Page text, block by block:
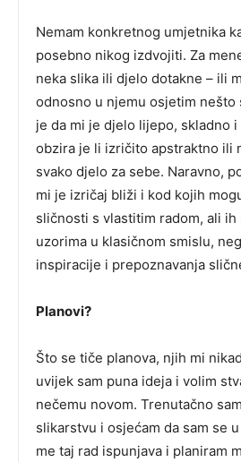
Nemam konkretnog umjetnika
posebno nikog izdvojiti. Za
neka slika ili djelo dotakne – ili
odnosno u njemu osjetim nešto
je da mi je djelo lijepo, skladno
obzira je li izričito apstraktno ili
svako djelo za sebe. Naravno,
mi je izričaj bliži i kod kojih
sličnosti s vlastitim radom, ali ih
uzorima u klasičnom smislu,
inspiracije i prepoznavanja
Planovi?
Što se tiče planova, njih mi
uvijek sam puna ideja i volim
nečemu novom. Trenutačno
slikarstvu i osjećam da sam se
me taj rad ispunjava i planiram